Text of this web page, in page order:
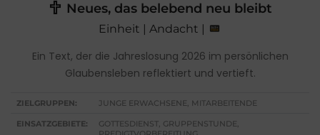
Neues, das belebend neu bleibt
Einheit | Andacht |
Ein Text, der die Jahreslosung 2026 im persönlichen
Glaubensleben reflektiert und vertieft.
ZIELGRUPPEN: JUNGE ERWACHSENE, MITARBEITENDE
EINSATZGEBIETE:
GOTTESDIENST, GRUPPENSTUNDE,